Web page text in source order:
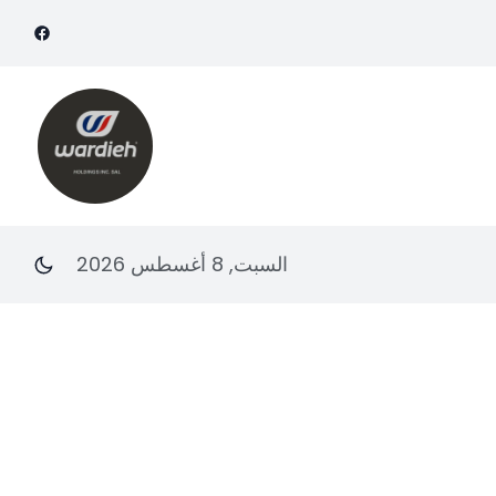
السبت, 8 أغسطس 2026